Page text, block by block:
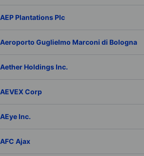
AEP Plantations Plc
Aeroporto Guglielmo Marconi di Bologna
Aether Holdings Inc.
AEVEX Corp
AEye Inc.
AFC Ajax